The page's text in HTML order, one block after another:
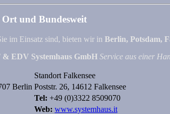
und Bundesweit
im Einsatz sind, bieten wir in Berlin, Potsdam,
EDV Systemhaus GmbH Service aus einer
Standort Falkensee
Berlin Poststr. 26, 14612 Falkensee
Tel: +49 (0)3322 8509070
Web: www.systemhaus.it